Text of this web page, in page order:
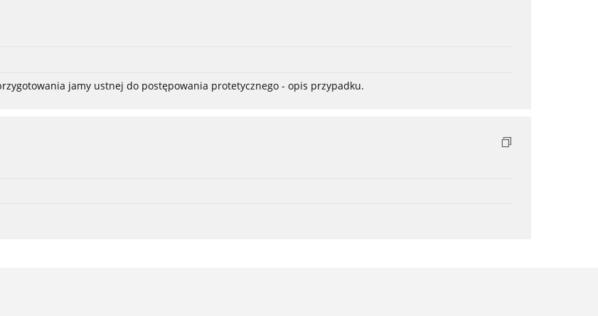
jamy ustnej do postępowania protetycznego - opis przypadku.